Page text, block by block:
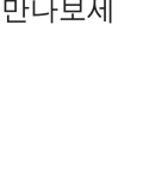
나보세